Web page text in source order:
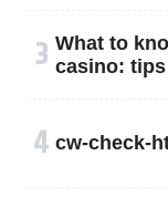
३ What to
casino:
४ cw-check-